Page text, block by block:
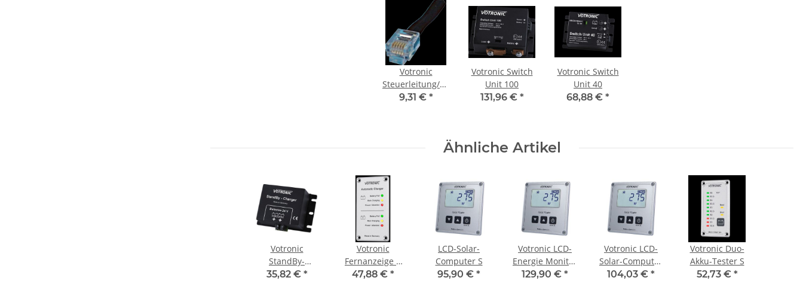
Votronic
Steuerleitung/Verlängerung
5m lang, 6pol.
9,31 € *
Votronic Switch
Unit 100
131,96 € *
Votronic Switch
Unit 40
68,88 € *
Ähnliche Artikel
Votronic
StandBy-
Charger 24V
35,82 € *
Votronic
Fernanzeige S
nur für
47,88 € *
LCD-Solar-
Computer S
95,90 € *
Votronic LCD-
Energie Monitor
CI Display
129,90 € *
Votronic LCD-
Solar-Computer
S
104,03 € *
Votronic Duo-
Akku-Tester S
52,73 € *